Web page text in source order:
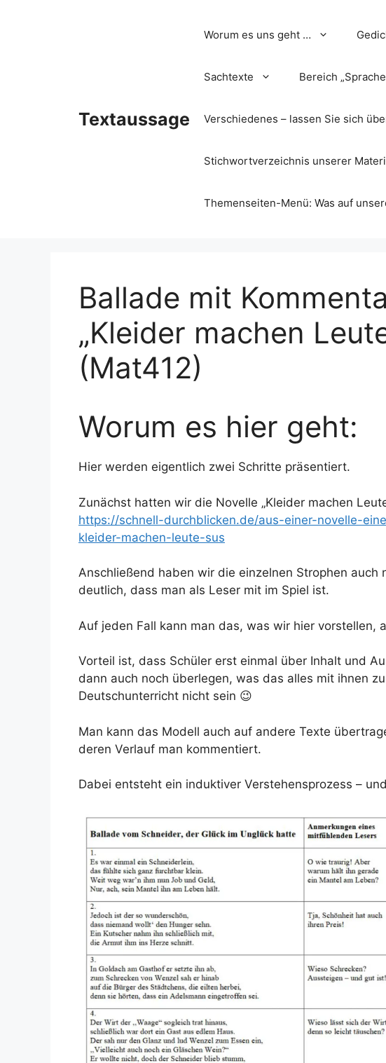
Textaussage
Worum es uns geht …
Sachtexte Bereich
Verschiedenes – lassen Sie sich
Stichwortverzeichnis unserer
Themenseiten-Menü: Was auf
Ballade mit
„Kleider machen
(Mat412)
Worum es hier geht:
Hier werden eigentlich zwei Schritte präsentiert.
Zunächst hatten wir die Novelle „Kleider machen
https://schnell-durchblicken.de/aus-einer-novelle-
kleider-machen-leute-sus
Anschließend haben wir die einzelnen Strophen auch
deutlich, dass man als Leser mit im Spiel ist.
Auf jeden Fall kann man das, was wir hier vorstellen,
Vorteil ist, dass Schüler erst einmal über Inhalt und
dann auch noch überlegen, was das alles mit ihnen
Deutschunterricht nicht sein 😉
Man kann das Modell auch auf andere Texte
deren Verlauf man kommentiert.
Dabei entsteht ein induktiver Verstehensprozess –